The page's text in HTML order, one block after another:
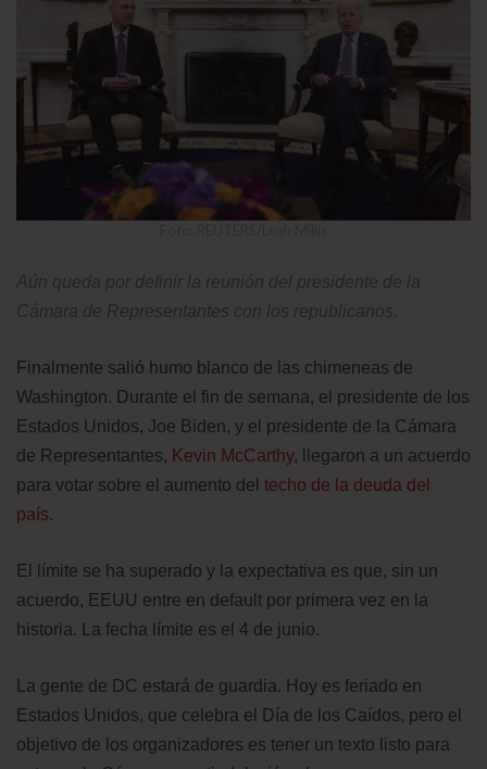
Aún queda por definir la reunión del presidente de la
Cámara de Representantes con los republicanos.
Finalmente salió humo blanco de las chimeneas de
Washington. Durante el fin de semana, el presidente de los
Estados Unidos, Joe Biden, y el presidente de la Cámara
de Representantes, Kevin McCarthy, llegaron a un acuerdo
para votar sobre el aumento del techo de la deuda del
país.
El límite se ha superado y la expectativa es que, sin un
acuerdo, EEUU entre en default por primera vez en la
historia. La fecha límite es el 4 de junio.
La gente de DC estará de guardia. Hoy es feriado en
Estados Unidos, que celebra el Día de los Caídos, pero el
objetivo de los organizadores es tener un texto listo para